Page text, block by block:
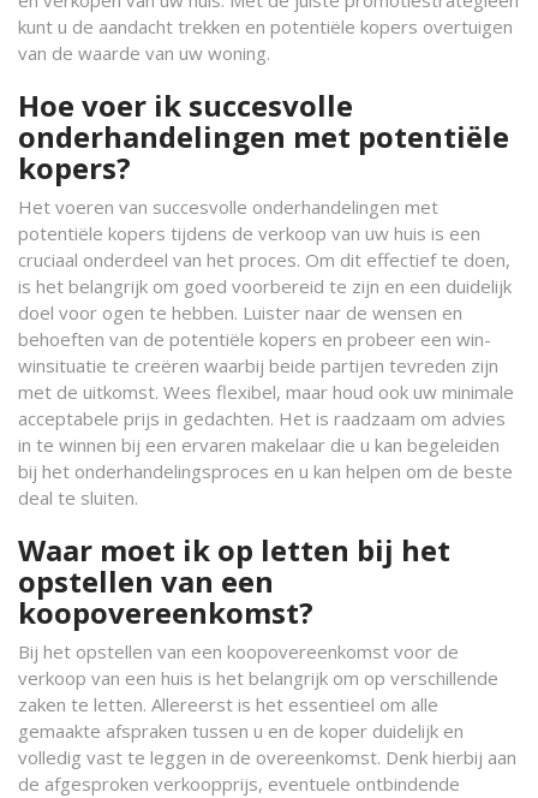
kunt u de aandacht trekken en potentiële kopers overtuigen
van de waarde van uw woning.
Hoe voer ik succesvolle
onderhandelingen met potentiële
kopers?
Het voeren van succesvolle onderhandelingen met
potentiële kopers tijdens de verkoop van uw huis is een
cruciaal onderdeel van het proces. Om dit effectief te doen,
is het belangrijk om goed voorbereid te zijn en een duidelijk
doel voor ogen te hebben. Luister naar de wensen en
behoeften van de potentiële kopers en probeer een win-
winsituatie te creëren waarbij beide partijen tevreden zijn
met de uitkomst. Wees flexibel, maar houd ook uw minimale
acceptabele prijs in gedachten. Het is raadzaam om advies
in te winnen bij een ervaren makelaar die u kan begeleiden
bij het onderhandelingsproces en u kan helpen om de beste
deal te sluiten.
Waar moet ik op letten bij het
opstellen van een
koopovereenkomst?
Bij het opstellen van een koopovereenkomst voor de
verkoop van een huis is het belangrijk om op verschillende
zaken te letten. Allereerst is het essentieel om alle
gemaakte afspraken tussen u en de koper duidelijk en
volledig vast te leggen in de overeenkomst. Denk hierbij aan
de afgesproken verkoopprijs, eventuele ontbindende